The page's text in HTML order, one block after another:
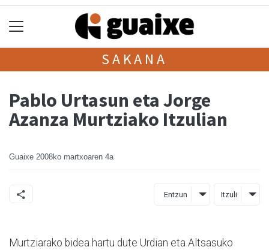
SAKANA
Pablo Urtasun eta Jorge
Azanza Murtziako Itzulian
Guaixe 2008ko martxoaren 4a
Entzun Itzuli
Murtziarako bidea hartu dute Urdian eta Altsasuko